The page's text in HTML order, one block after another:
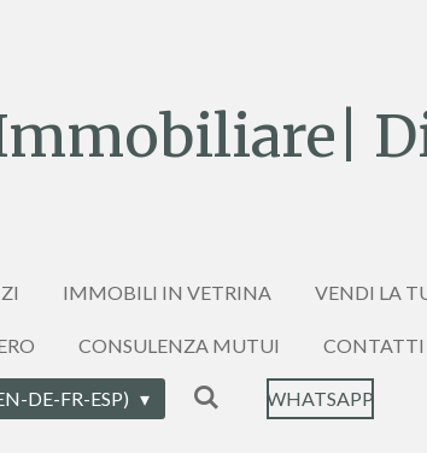
IMMOBILI IN VETRINA VENDI LA
CONSULENZA MUTUI CONTATTI
DE-FR-ESP) WHATSAPP